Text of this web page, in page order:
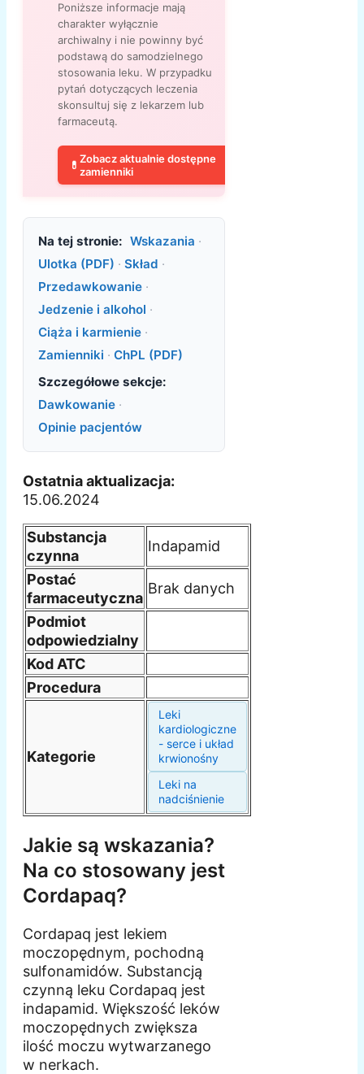
Poniższe informacje mają
charakter wyłącznie
archiwalny i nie powinny być
podstawą do samodzielnego
stosowania leku. W przypadku
pytań dotyczących leczenia
skonsultuj się z lekarzem lub
farmaceutą.
💊 Zobacz aktualnie dostępne
zamienniki
Na tej stronie: Wskazania ·
Ulotka (PDF) · Skład ·
Przedawkowanie ·
Jedzenie i alkohol ·
Ciąża i karmienie ·
Zamienniki · ChPL (PDF)
Szczegółowe sekcje:
Dawkowanie ·
Opinie pacjentów
Ostatnia aktualizacja:
15.06.2024
Substancja
czynna
Indapamid
Postać
farmaceutyczna
Brak danych
Podmiot
odpowiedzialny
Kod ATC
Procedura
Kategorie
Leki
kardiologiczne
- serce i układ
krwionośny
Leki na
nadciśnienie
Jakie są wskazania?
Na co stosowany jest
Cordapaq?
Cordapaq jest lekiem
moczopędnym, pochodną
sulfonamidów. Substancją
czynną leku Cordapaq jest
indapamid. Większość leków
moczopędnych zwiększa
ilość moczu wytwarzanego
w nerkach.